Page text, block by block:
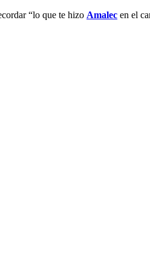
“lo que te hizo Amalec en el